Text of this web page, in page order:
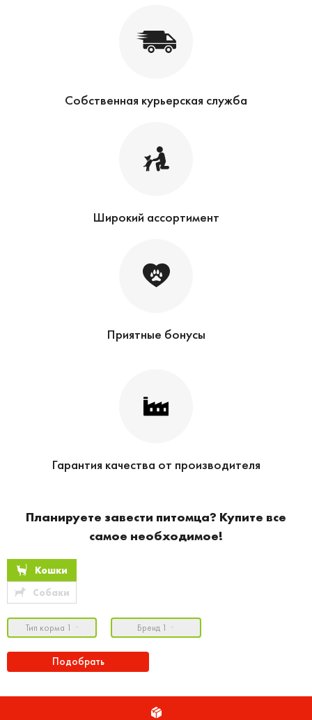
Собственная курьерская служба
Широкий ассортимент
Приятные бонусы
Гарантия качества от производителя
Планируете завести питомца? Купите все
самое необходимое!
Кошки
Собаки
Тип корма 1 Бренд 1
Подобрать